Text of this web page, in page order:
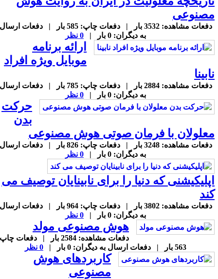
دفعات مشاهده: 3532 بار | دفعات چاپ: 585 بار | دفعات ارسال
به دیگران: 0 بار |
ارائه برنامه
موبایل ویژه افراد
دفعات مشاهده: 2884 بار | دفعات چاپ: 785 بار | دفعات ارسال
به دیگران: 0 بار |
حرکت
بدن
با فرمان صوتی هوش مصنوعی
دفعات مشاهده: 3248 بار | دفعات چاپ: 826 بار | دفعات ارسال
به دیگران: 0 بار |
که دنیا را برای نابینایان توصیف می
دفعات مشاهده: 3802 بار | دفعات چاپ: 964 بار | دفعات ارسال
به دیگران: 0 بار |
هوش مصنوعی مولد
دفعات مشاهده: 2584 بار | دفعات چاپ:
563 بار | دفعات ارسال به دیگران: 0 بار |
کاربردهای هوش
مصنوعی